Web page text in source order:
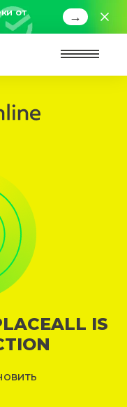
от
→
IS